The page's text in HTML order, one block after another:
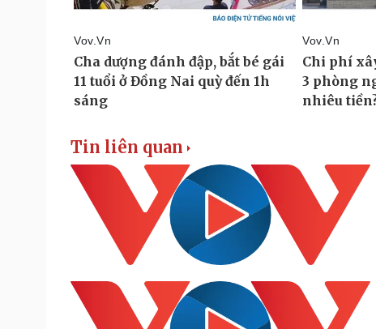
Tin liên quan